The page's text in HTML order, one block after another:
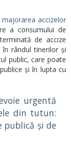
majorarea accizelor
a consumului de
de accize
în rândul tinerilor și
public, care poate
și în lupta cu
urgentă
din tutun:
publică și de